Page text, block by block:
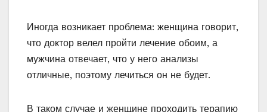
Иногда возникает проблема: женщина говорит,
что доктор велел пройти лечение обоим, а
мужчина отвечает, что у него анализы
отличные, поэтому лечиться он не будет.
В таком случае и женщине проходить терапию